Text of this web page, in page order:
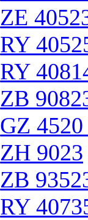
ZE
RY
RY
ZB
GZ
ZH 9023
ZB
RY